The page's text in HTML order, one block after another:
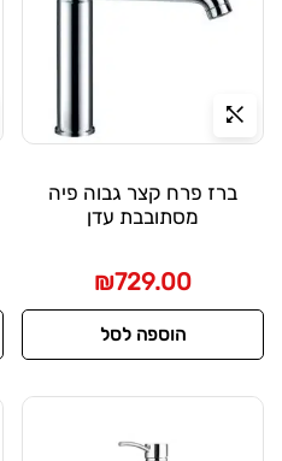
ברז פרח קצר גבוה פיה
מסתובבת עדן
₪729.00
הוספה לסל